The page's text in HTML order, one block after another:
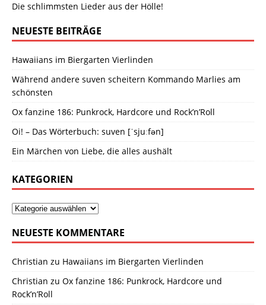
Die schlimmsten Lieder aus der Hölle!
NEUESTE BEITRÄGE
Hawaiians im Biergarten Vierlinden
Während andere suven scheitern Kommando Marlies am
schönsten
Ox fanzine 186: Punkrock, Hardcore und Rock’n’Roll
Oi! – Das Wörterbuch: suven [ˈsjuːfən]
Ein Märchen von Liebe, die alles aushält
KATEGORIEN
NEUESTE KOMMENTARE
Christian zu Hawaiians im Biergarten Vierlinden
Christian zu Ox fanzine 186: Punkrock, Hardcore und
Rock’n’Roll